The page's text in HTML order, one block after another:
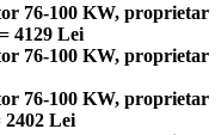
76-100 KW, proprietar
4129 Lei
76-100 KW, proprietar
76-100 KW, proprietar
2402 Lei